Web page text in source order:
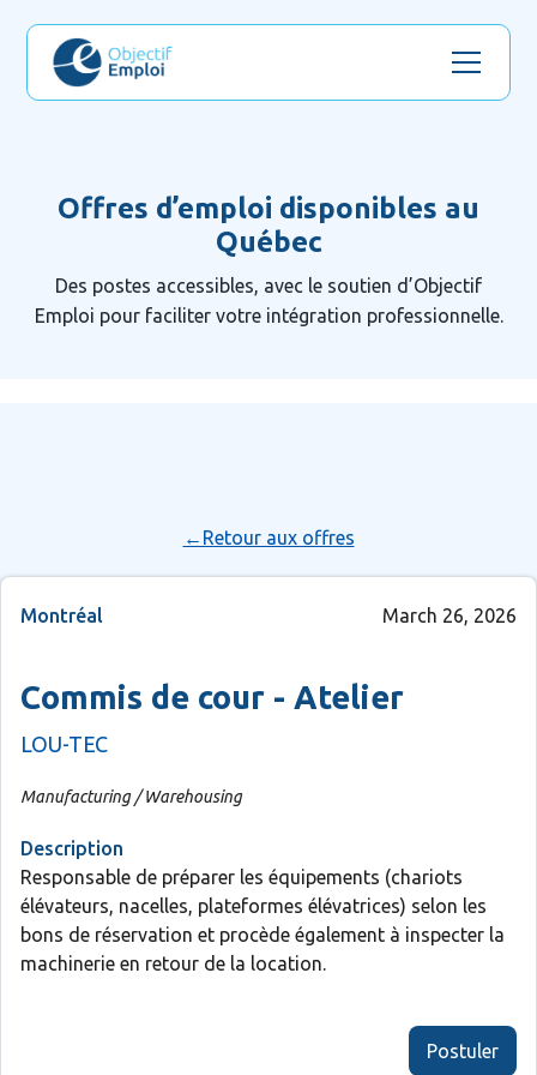
Offres d’emploi disponibles au
Québec
Des postes accessibles, avec le soutien d’Objectif
Emploi pour faciliter votre intégration professionnelle.
←Retour aux offres
Montréal March 26, 2026
Commis de cour - Atelier
LOU-TEC
Manufacturing / Warehousing
Description
Responsable de préparer les équipements (chariots
élévateurs, nacelles, plateformes élévatrices) selon les
bons de réservation et procède également à inspecter la
machinerie en retour de la location.
Postuler